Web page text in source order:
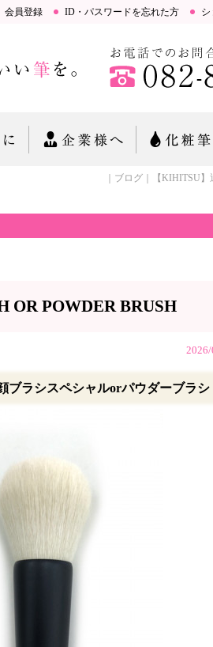
会員登録 ID・パスワードを忘れた方 シ
｜ブログ｜【KIHITSU】通
OR POWDER BRUSH
ブラシスペシャルorパウダーブラシ